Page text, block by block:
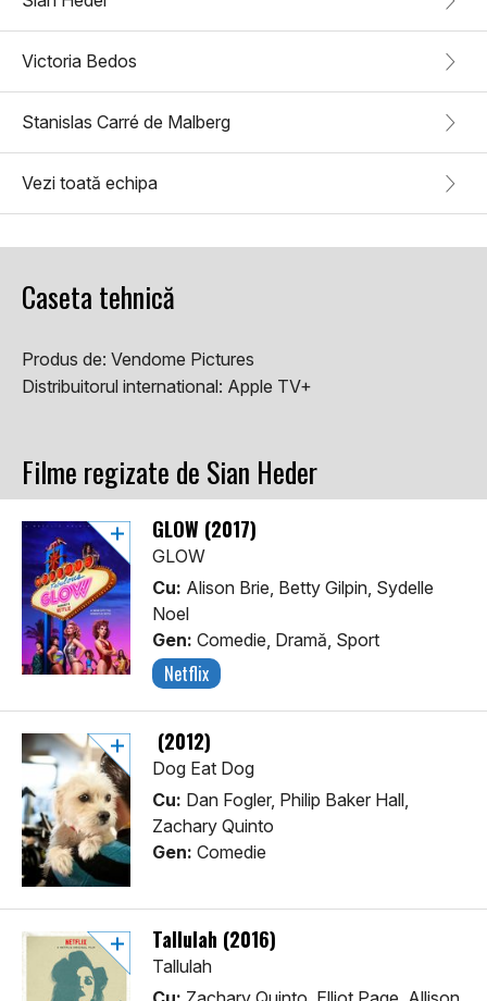
Victoria Bedos
Stanislas Carré de Malberg
Vezi toată echipa
Caseta tehnică
Produs de: Vendome Pictures
Distribuitorul international: Apple TV+
Filme regizate de Sian Heder
GLOW (2017)
GLOW
Cu: Alison Brie, Betty Gilpin, Sydelle
Noel
Gen: Comedie, Dramă, Sport
Netflix
(2012)
Dog Eat Dog
Cu: Dan Fogler, Philip Baker Hall,
Zachary Quinto
Gen: Comedie
Tallulah (2016)
Tallulah